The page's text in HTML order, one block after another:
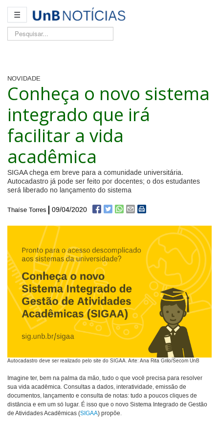
☰
Pesquisar...
NOVIDADE
Conheça o novo sistema
integrado que irá
facilitar a vida
acadêmica
SIGAA chega em breve para a comunidade universitária.
Autocadastro já pode ser feito por docentes; o dos estudantes
será liberado no lançamento do sistema
Thaíse Torres 09/04/2020
Autocadastro deve ser realizado pelo site do SIGAA. Arte: Ana Rita Grilo/Secom UnB
Imagine ter, bem na palma da mão, tudo o que você precisa para resolver
sua vida acadêmica. Consultas a dados, interatividade, emissão de
documentos, lançamento e consulta de notas: tudo a poucos cliques de
distância e em um só lugar. É isso que o novo Sistema Integrado de Gestão
de Atividades Acadêmicas (SIGAA) propõe.